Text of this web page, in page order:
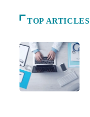
TOP ARTICLES